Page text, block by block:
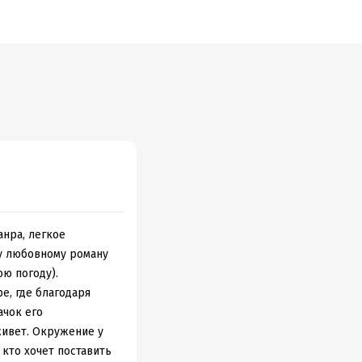
легкое
любовному роману
погоду).
где благодаря
его
Окружение у
хочет поставить